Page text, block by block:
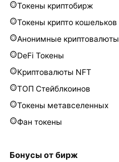
Токены криптобирж
Токены крипто кошельков
Анонимные криптовалюты
DeFi Токены
Криптовалюты NFT
ТОП Стейблкоинов
Токены метавселенных
Фан токены
Бонусы от бирж